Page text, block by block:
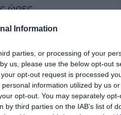
Information
parties, or processing of your
us, please use the below opt-out
opt-out request is processed
information utilized by us
opt-out. You may separately
third parties on the IAB’s list of
ώρες.
πάει στα
και μάθαμε
ακούστηκαν
ακραία”.